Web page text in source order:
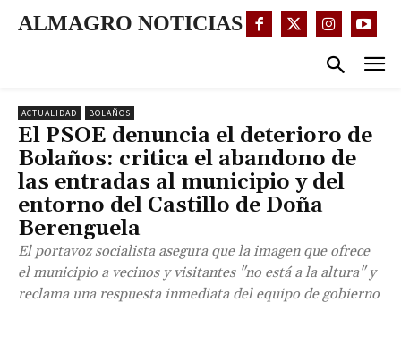
ALMAGRO NOTICIAS
ACTUALIDAD BOLAÑOS
El PSOE denuncia el deterioro de
Bolaños: critica el abandono de
las entradas al municipio y del
entorno del Castillo de Doña
Berenguela
El portavoz socialista asegura que la imagen que ofrece
el municipio a vecinos y visitantes "no está a la altura" y
reclama una respuesta inmediata del equipo de gobierno